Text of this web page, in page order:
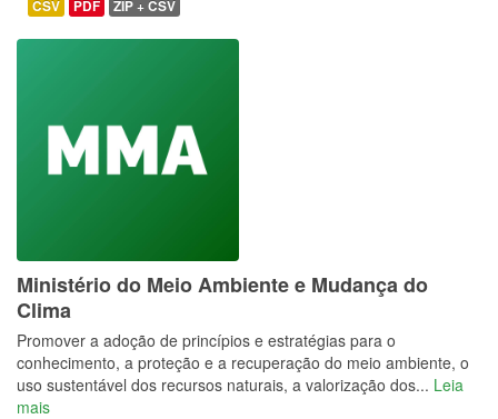
CSV PDF ZIP + CSV
Ministério do Meio Ambiente e Mudança do
Clima
Promover a adoção de princípios e estratégias para o
conhecimento, a proteção e a recuperação do meio ambiente, o
uso sustentável dos recursos naturais, a valorização dos... Leia
mais